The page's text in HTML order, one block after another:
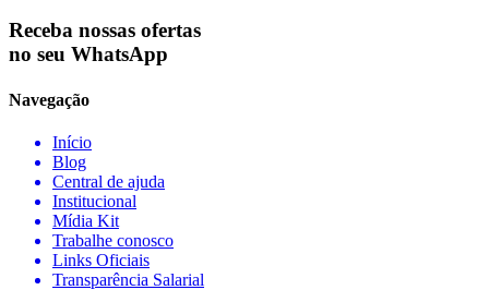
Receba nossas ofertas
no seu WhatsApp
Navegação
Início
Blog
Central de ajuda
Institucional
Mídia Kit
Trabalhe conosco
Links Oficiais
Transparência Salarial